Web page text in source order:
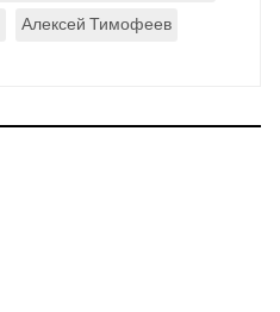
Алексей Тимофеев